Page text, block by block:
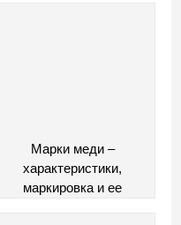
Марки меди –
характеристики,
маркировка и ее